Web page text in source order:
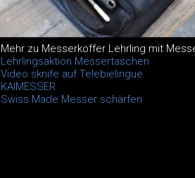
Mehr zu Messerkoffer Lehrling mit
Lehrlingsaktion Messertaschen
Video sknife auf Telebielingue
KAIMESSER
Swiss Made Messer schärfen